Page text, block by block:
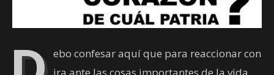
ebo confesar aquí que para reaccionar con